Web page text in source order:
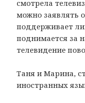
смотрела
можно заявлять
поддерживает
поднимается за
телевидение
Таня и Марина,
иностранных